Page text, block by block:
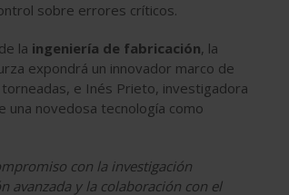
sobre errores críticos.
la ingeniería de fabricación, la
expondrá un innovador marco de
e Inés Prieto, investigadora
una novedosa tecnología como
con la investigación
avanzada y la colaboración con el